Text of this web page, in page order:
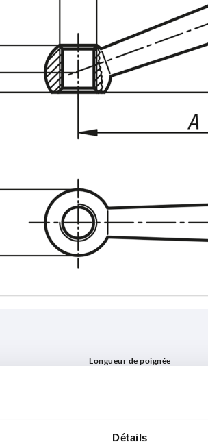
Détails
AGRANDIR LE TABLEAU